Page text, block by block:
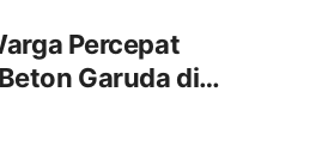
Percepat
Garuda di